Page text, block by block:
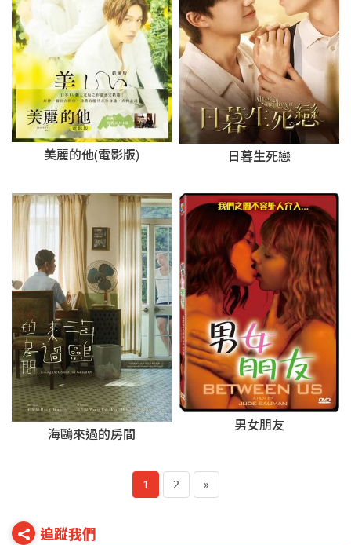
美麗的他(電影版) 日暮生死戀
海鷗來過的房間
男女朋友
1 2 »
追蹤我們